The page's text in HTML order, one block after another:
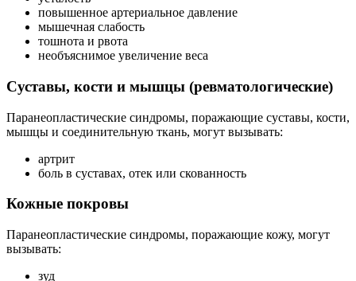
повышенное артериальное давление
мышечная слабость
тошнота и рвота
необъяснимое увеличение веса
Суставы, кости и мышцы (ревматологические)
Паранеопластические синдромы, поражающие суставы, кости,
мышцы и соединительную ткань, могут вызывать:
артрит
боль в суставах, отек или скованность
Кожные покровы
Паранеопластические синдромы, поражающие кожу, могут
вызывать:
зуд